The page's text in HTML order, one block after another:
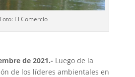
Foto: El Comercio
de 2021.- Luego de la
de los líderes ambientales en